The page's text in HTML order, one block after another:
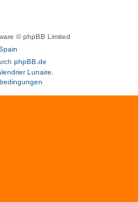
© phpBB Limited
phpBB.de
Lunaire.